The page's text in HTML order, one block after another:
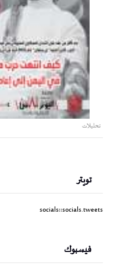
تحليلات
تويتر
socials::socials.tweets
فيسبوك